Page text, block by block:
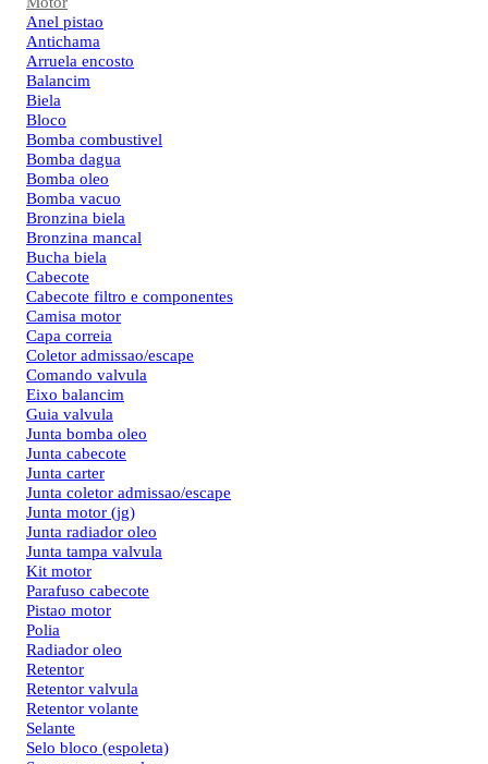
Anel pistao
Antichama
Arruela encosto
Balancim
Biela
Bloco
Bomba combustivel
Bomba dagua
Bomba oleo
Bomba vacuo
Bronzina biela
Bronzina mancal
Bucha biela
Cabecote
Cabecote filtro e componentes
Camisa motor
Capa correia
Coletor admissao/escape
Comando valvula
Eixo balancim
Guia valvula
Junta bomba oleo
Junta cabecote
Junta carter
Junta coletor admissao/escape
Junta motor (jg)
Junta radiador oleo
Junta tampa valvula
Kit motor
Parafuso cabecote
Pistao motor
Polia
Radiador oleo
Retentor
Retentor valvula
Retentor volante
Selante
Selo bloco (espoleta)